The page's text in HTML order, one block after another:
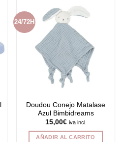
24/72H
Doudou Conejo Matalase
Azul Bimbidreams
15,00€ iva incl.
AÑADIR AL CARRITO